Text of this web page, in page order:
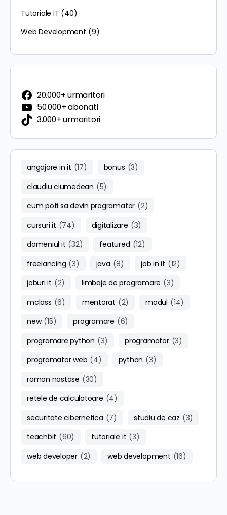
Tutoriale IT (40)
Web Development (9)
20.000+ urmaritori
50.000+ abonati
3.000+ urmaritori
angajare in it (17) bonus (3)
claudiu ciumedean (5)
cum poti sa devin programator (2)
cursuri it (74) digitalizare (3)
domeniul it (32) featured (12)
freelancing (3) java (8) job in it (12)
joburi it (2) limbaje de programare (3)
mclass (6) mentorat (2) modul (14)
new (15) programare (6)
programare python (3) programator (3)
programator web (4) python (3)
ramon nastase (30)
retele de calculatoare (4)
securitate cibernetica (7) studiu de caz (3)
teachbit (60) tutoriale it (3)
web developer (2) web development (16)